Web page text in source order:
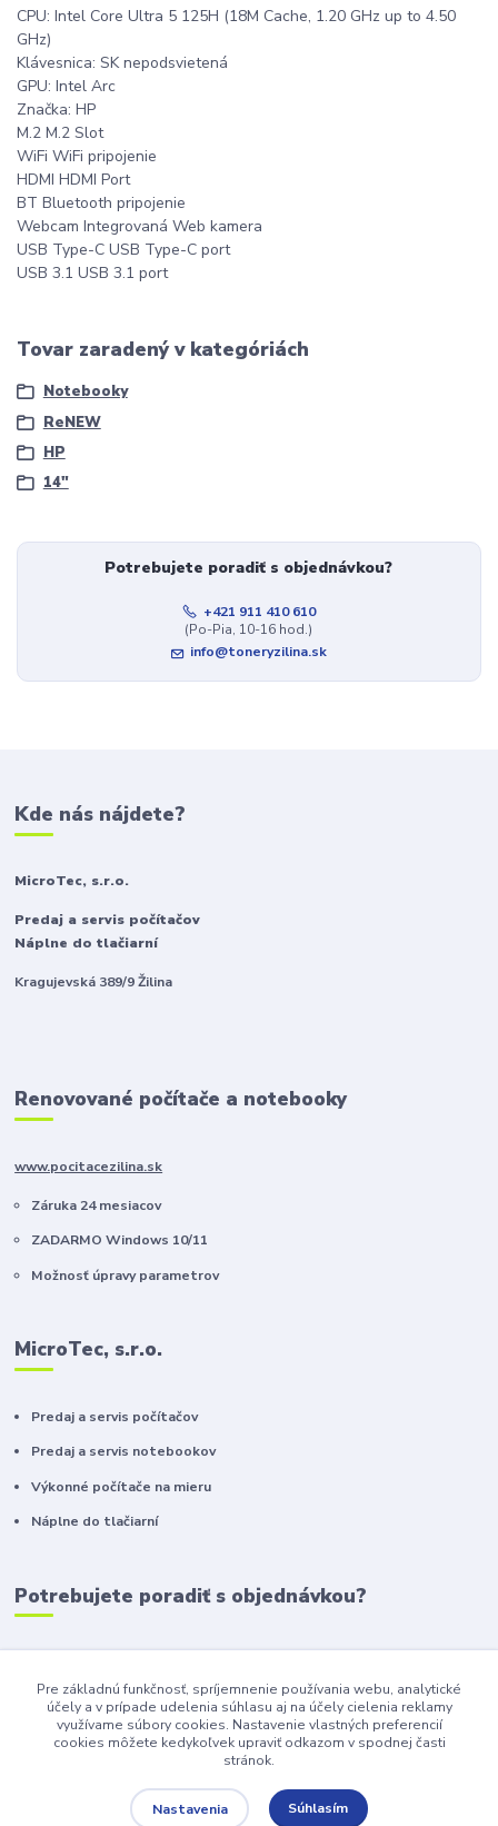
CPU: Intel Core Ultra 5 125H (18M Cache, 1.20 GHz up to 4.50
GHz)
Klávesnica: SK nepodsvietená
GPU: Intel Arc
Značka: HP
M.2 M.2 Slot
WiFi WiFi pripojenie
HDMI HDMI Port
BT Bluetooth pripojenie
Webcam Integrovaná Web kamera
USB Type-C USB Type-C port
USB 3.1 USB 3.1 port
Tovar zaradený v kategóriách
Notebooky
ReNEW
HP
14"
Potrebujete poradiť s objednávkou?
+421 911 410 610
(Po-Pia, 10-16 hod.)
info@toneryzilina.sk
Kde nás nájdete?
MicroTec, s.r.o.
Predaj a servis počítačov
Náplne do tlačiarní
Kragujevská 389/9 Žilina
Renovované počítače a notebooky
www.pocitacezilina.sk
Záruka 24 mesiacov
ZADARMO Windows 10/11
Možnosť úpravy parametrov
MicroTec, s.r.o.
Predaj a servis počítačov
Predaj a servis notebookov
Výkonné počítače na mieru
Náplne do tlačiarní
Potrebujete poradiť s objednávkou?
(Po-Pia, 10-16 hod.)
info@toneryzilina.sk
Pre základnú funkčnosť, spríjemnenie používania webu, analytické
účely a v prípade udelenia súhlasu aj na účely cielenia reklamy
využívame súbory cookies. Nastavenie vlastných preferencií
cookies môžete kedykoľvek upraviť odkazom v spodnej časti
stránok.
Nastavenia Súhlasím